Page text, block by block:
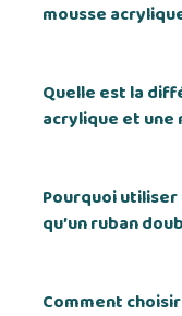
mousse
Quelle est la
acrylique et une
Pourquoi
qu’un ruban
Comment